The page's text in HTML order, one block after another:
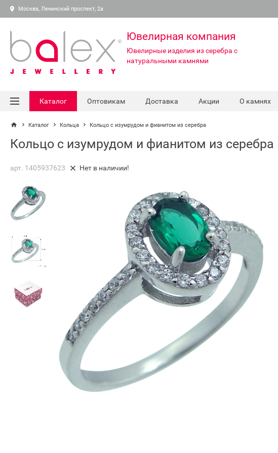
Москва, Ленинский проспект, 2а
Ювелирная компания
Ювелирные изделия из серебра с
натуральными камнями
Каталог Оптовикам Доставка Акции О камнях
Каталог Кольца Кольцо с изумрудом и фианитом из серебра
Кольцо с изумрудом и фианитом из серебра
арт. 1405937623 Нет в наличии!